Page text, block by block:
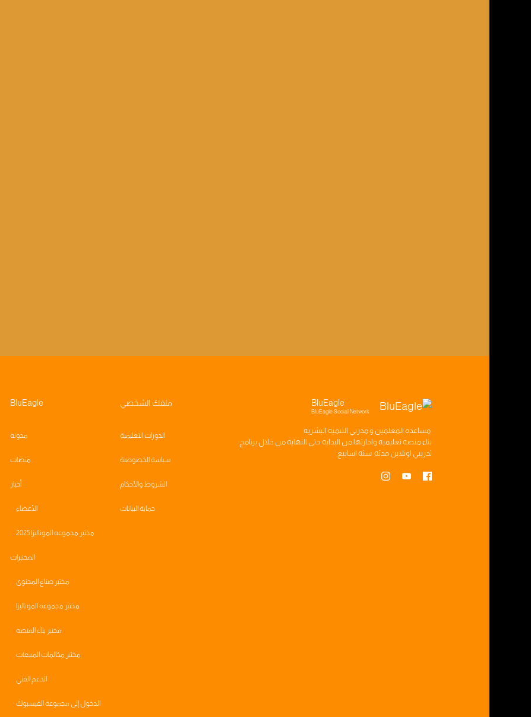
BluEagle
BluEagle Social Network
مساعده المعلمين ومدربي التنميه البشريه
بناءمنصه تعليميه وادارتها من البدايه حتى النهايه من خلال برنامج
تدريبي اونلاين مدته سته اسابيع
ملفك الشخصي
الدورات التعليمية
سياسة الخصوصية
الشروط والأحكام
حماية البيانات
BluEagle
مدونه
منصات
أخبار
الأعضاء
مختبر مجموعه الموناليزا 2025
المختبرات
مختبر صناع المحتوى
مختبر مجموعه الموناليزا
مختبر بناء المنصه
مختبر مكالمات المبيعات
الدعم الفني
الدخول إلى مجموعة الفيسبوك